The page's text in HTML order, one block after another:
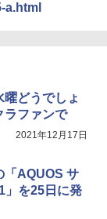
a.html
どうでしょ
ラファンで
2021年12月17日
「AQUOS サ
」を25日に発